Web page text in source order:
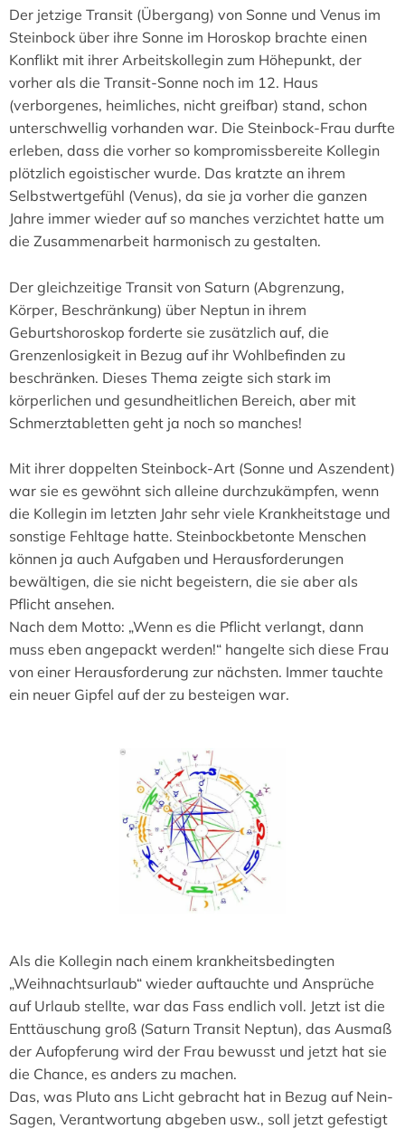
Der jetzige Transit (Übergang) von Sonne und Venus im
Steinbock über ihre Sonne im Horoskop brachte einen
Konflikt mit ihrer Arbeitskollegin zum Höhepunkt, der
vorher als die Transit-Sonne noch im 12. Haus
(verborgenes, heimliches, nicht greifbar) stand, schon
unterschwellig vorhanden war. Die Steinbock-Frau durfte
erleben, dass die vorher so kompromissbereite Kollegin
plötzlich egoistischer wurde. Das kratzte an ihrem
Selbstwertgefühl (Venus), da sie ja vorher die ganzen
Jahre immer wieder auf so manches verzichtet hatte um
die Zusammenarbeit harmonisch zu gestalten.
Der gleichzeitige Transit von Saturn (Abgrenzung,
Körper, Beschränkung) über Neptun in ihrem
Geburtshoroskop forderte sie zusätzlich auf, die
Grenzenlosigkeit in Bezug auf ihr Wohlbefinden zu
beschränken. Dieses Thema zeigte sich stark im
körperlichen und gesundheitlichen Bereich, aber mit
Schmerztabletten geht ja noch so manches!
Mit ihrer doppelten Steinbock-Art (Sonne und Aszendent)
war sie es gewöhnt sich alleine durchzukämpfen, wenn
die Kollegin im letzten Jahr sehr viele Krankheitstage und
sonstige Fehltage hatte. Steinbockbetonte Menschen
können ja auch Aufgaben und Herausforderungen
bewältigen, die sie nicht begeistern, die sie aber als
Pflicht ansehen.
Nach dem Motto: „Wenn es die Pflicht verlangt, dann
muss eben angepackt werden!“ hangelte sich diese Frau
von einer Herausforderung zur nächsten. Immer tauchte
ein neuer Gipfel auf der zu besteigen war.
Als die Kollegin nach einem krankheitsbedingten
„Weihnachtsurlaub“ wieder auftauchte und Ansprüche
auf Urlaub stellte, war das Fass endlich voll. Jetzt ist die
Enttäuschung groß (Saturn Transit Neptun), das Ausmaß
der Aufopferung wird der Frau bewusst und jetzt hat sie
die Chance, es anders zu machen.
Das, was Pluto ans Licht gebracht hat in Bezug auf Nein-
Sagen, Verantwortung abgeben usw., soll jetzt gefestigt